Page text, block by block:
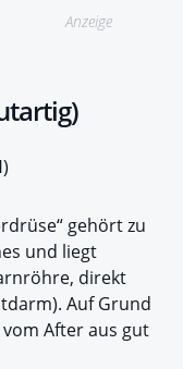
Anzeige
gehört zu
und liegt
direkt
Auf Grund
After aus gut